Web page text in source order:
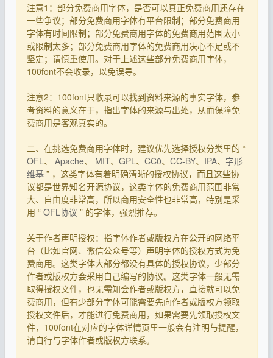
注意1：部分免费商用字体，是否可以真正免费商用还存在
一些争议；部分免费商用字体有平台限制；部分免费商用
字体有时间限制；部分免费商用字体的免费商用范围太小
或限制太多；部分免费商用字体的免费商用决心不足或不
坚定；请慎重使用。对于上述这些部分免费商用字体，
100font不会收录，以免误导。
注意2：100font只收录可以找到资料来源的事实字体，参
考资料的意义在于，指出字体的来源与出处，从而保障免
费商用是客观真实的。
二、在挑选免费商用字体时，建议优先选择授权分类里的 “
OFL 、 Apache、 MIT、 GPL 、 CC0、 CC-BY、 IPA、 字形
维基 ” ，这类字体有着明确清晰的授权协议，而且这些协
议都是世界知名开源协议，这类字体的免费商用范围非常
大、自由度非常高，所以商用安全性也非常高，特别是采
用 “ OFL协议 ” 的字体，强烈推荐。
关于作者声明授权：指字体作者或版权方在公开的网络平
台（比如官网、微信公众号等）声明字体的授权方式为免
费商用。这类字体大部分都没有具体的授权协议，少部分
作者或版权方会采用自己编写的协议。这类字体一般无需
取得授权文件，也无需知会作者或版权方，直接就可以免
费商用，但有少部分字体可能需要先向作者或版权方领取
授权文件后，才能进行免费商用，如果需要先领取授权文
件，100font在对应的字体详情页里一般会有注明与提醒，
请自行与字体作者或版权方联系。